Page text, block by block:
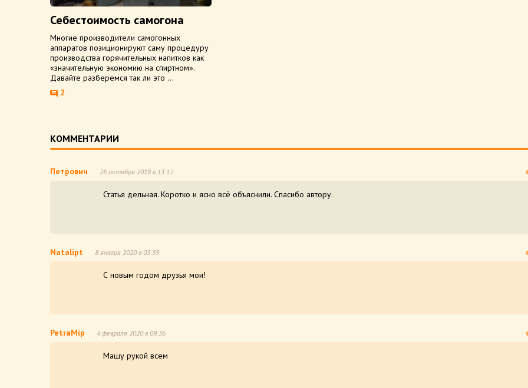
Себестоимость самогона
Многие производители самогонных
аппаратов позиционируют саму процедуру
производства горячительных напитков как
«значительную экономию на спиртном».
Давайте разберёмся так ли это ...
2
КОММЕНТАРИИ
Петрович 26 октября 2018 в 13:12
Статья дельная. Коротко и ясно всё объяснили. Спасибо автору.
Natalipt 8 января 2020 в 05:59
С новым годом друзья мои!
PetraMip 4 февраля 2020 в 09:36
Машу рукой всем